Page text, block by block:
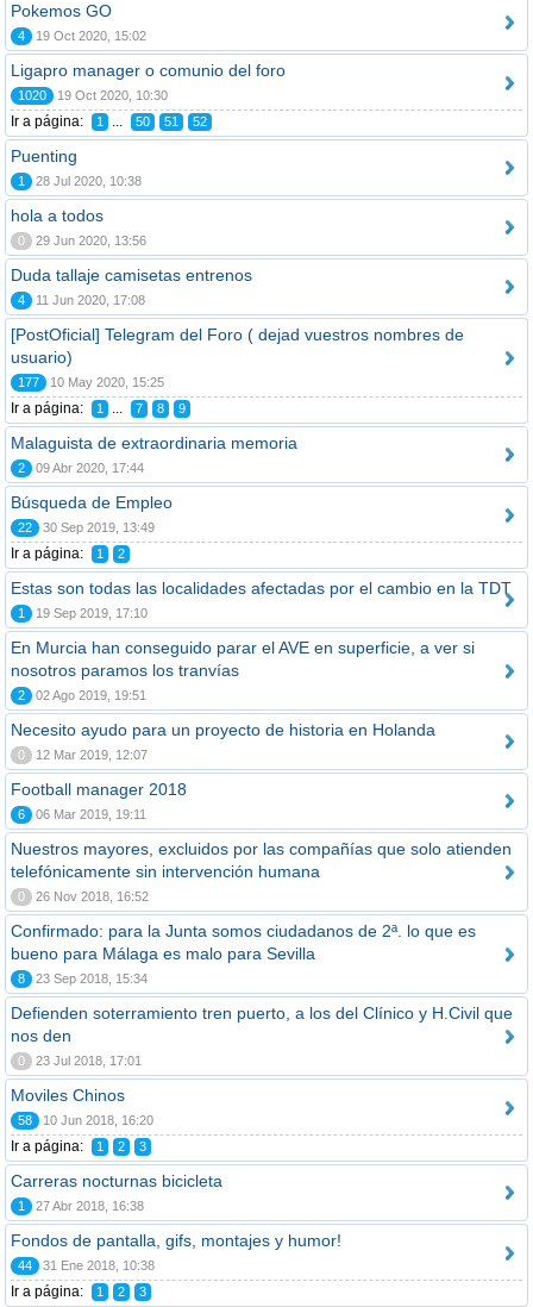
Pokemos GO
4 19 Oct 2020, 15:02
Ligapro manager o comunio del foro
1020 19 Oct 2020, 10:30
Ir a página: 1 ... 50 51 52
Puenting
1 28 Jul 2020, 10:38
hola a todos
0 29 Jun 2020, 13:56
Duda tallaje camisetas entrenos
4 11 Jun 2020, 17:08
[PostOficial] Telegram del Foro ( dejad vuestros nombres de
usuario)
177 10 May 2020, 15:25
Ir a página: 1 ... 7 8 9
Malaguista de extraordinaria memoria
2 09 Abr 2020, 17:44
Búsqueda de Empleo
22 30 Sep 2019, 13:49
Ir a página: 1 2
Estas son todas las localidades afectadas por el cambio en la TDT
1 19 Sep 2019, 17:10
En Murcia han conseguido parar el AVE en superficie, a ver si
nosotros paramos los tranvías
2 02 Ago 2019, 19:51
Necesito ayudo para un proyecto de historia en Holanda
0 12 Mar 2019, 12:07
Football manager 2018
6 06 Mar 2019, 19:11
Nuestros mayores, excluidos por las compañías que solo atienden
telefónicamente sin intervención humana
0 26 Nov 2018, 16:52
Confirmado: para la Junta somos ciudadanos de 2ª. lo que es
bueno para Málaga es malo para Sevilla
8 23 Sep 2018, 15:34
Defienden soterramiento tren puerto, a los del Clínico y H.Civil que
nos den
0 23 Jul 2018, 17:01
Moviles Chinos
58 10 Jun 2018, 16:20
Ir a página: 1 2 3
Carreras nocturnas bicicleta
1 27 Abr 2018, 16:38
Fondos de pantalla, gifs, montajes y humor!
44 31 Ene 2018, 10:38
Ir a página: 1 2 3